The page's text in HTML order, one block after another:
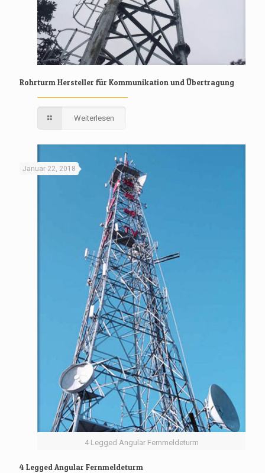
Rohrturm Hersteller für Kommunikation und Übertragung
Weiterlesen
4 Legged Angular Fernmeldeturm
Januar 22, 2018
4 Legged Angular Fernmeldeturm